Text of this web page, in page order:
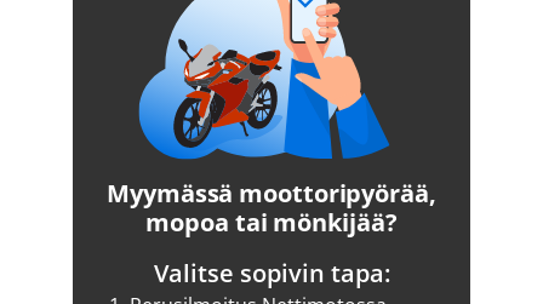
Myymässä moottoripyörää,
mopoa tai mönkijää?
Valitse sopivin tapa: